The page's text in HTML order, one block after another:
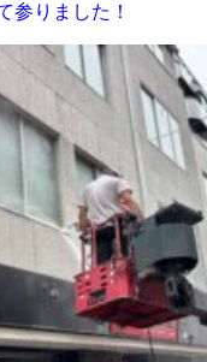
参りました！